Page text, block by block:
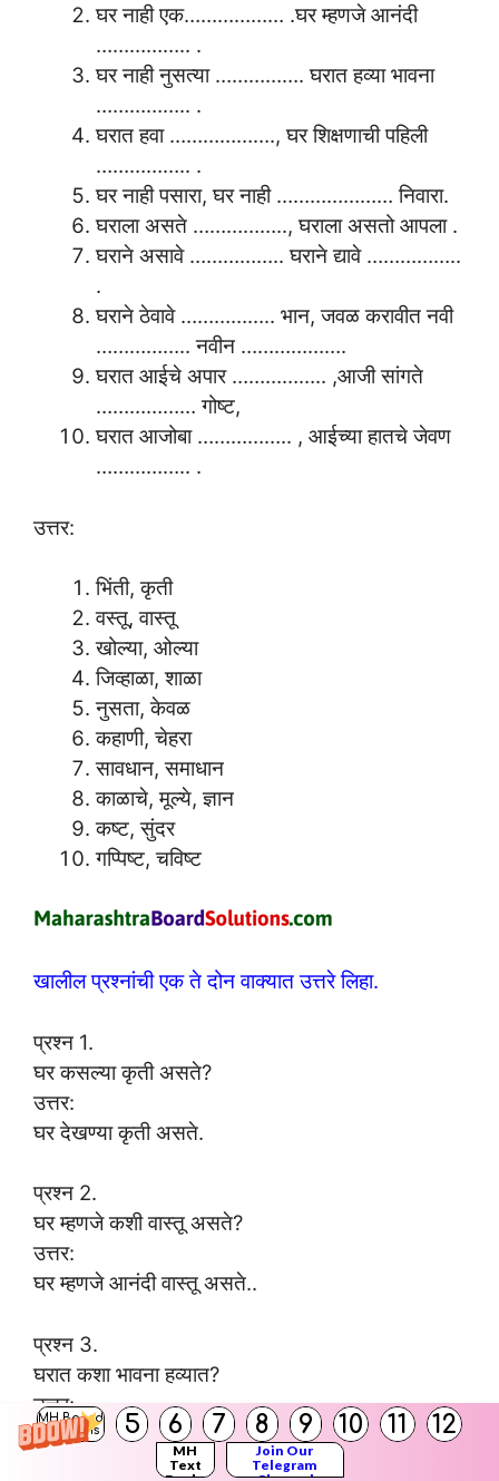
MH Board
Solutions
5 6 7 8 9 10 11 12
MH
Text
Join Our
Telegram
घर नाही एक……………… .घर म्हणजे आनंदी
…………….. .
घर नाही नुसत्या ……………. घरात हव्या भावना
…………….. .
घरात हवा ………………., घर शिक्षणाची पहिली
…………….. .
घर नाही पसारा, घर नाही ………………… निवारा.
घराला असते …………….., घराला असतो आपला .
घराने असावे …………….. घराने द्यावे ……………..
.
घराने ठेवावे …………….. भान, जवळ करावीत नवी
…………….. नवीन ……………….
घरात आईचे अपार …………….. ,आजी सांगते
……………… गोष्ट,
घरात आजोबा …………….. , आईच्या हातचे जेवण
…………….. .
उत्तर:
भिंती, कृती
वस्तू, वास्तू
खोल्या, ओल्या
जिव्हाळा, शाळा
नुसता, केवळ
कहाणी, चेहरा
सावधान, समाधान
काळाचे, मूल्ये, ज्ञान
कष्ट, सुंदर
गप्पिष्ट, चविष्ट
खालील प्रश्नांची एक ते दोन वाक्यात उत्तरे लिहा.
प्रश्न 1.
घर कसल्या कृती असते?
उत्तर:
घर देखण्या कृती असते.
प्रश्न 2.
घर म्हणजे कशी वास्तू असते?
उत्तर:
घर म्हणजे आनंदी वास्तू असते..
प्रश्न 3.
घरात कशा भावना हव्यात?
उत्तर:
घरात ओल्या भावना हव्यात.